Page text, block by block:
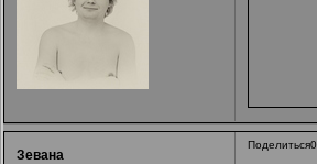
Поделиться
Зевана